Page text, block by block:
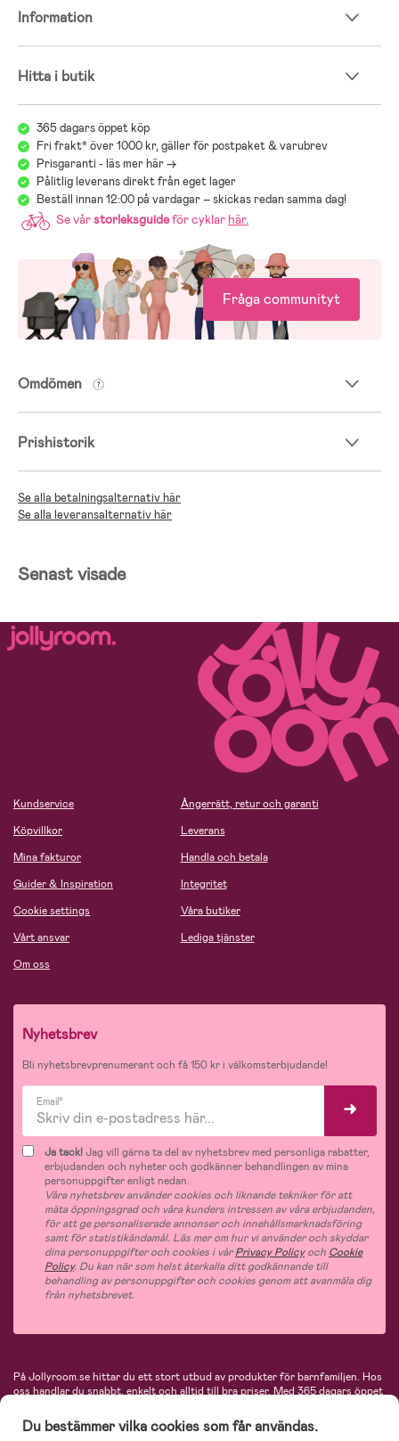
Information
Hitta i butik
365 dagars öppet köp
Fri frakt* över 1000 kr, gäller för postpaket & varubrev
Prisgaranti - läs mer här ->
Pålitlig leverans direkt från eget lager
Beställ innan 12:00 på vardagar – skickas redan samma dag!
Se vårstorleksguideför cyklar här.
Fråga communityt
Omdömen
Prishistorik
Se alla betalningsalternativ här
Se alla leveransalternativ här
Senast visade
Kundservice
Köpvillkor
Mina fakturor
Guider & Inspiration
Cookie settings
Vårt ansvar
Om oss
Ångerrätt, retur och garanti
Leverans
Handla och betala
Integritet
Våra butiker
Lediga tjänster
Nyhetsbrev
Bli nyhetsbrevprenumerant och få 150 kr i välkomsterbjudande!
Email*
Ja tack!Jag vill gärna ta del av nyhetsbrev med personliga rabatter,
erbjudanden och nyheter och godkänner behandlingen av mina
personuppgifter enligt nedan.
Våra nyhetsbrev använder cookies och liknande tekniker för att
mäta öppningsgrad och våra kunders intressen av våra erbjudanden,
för att ge personaliserade annonser och innehållsmarknadsföring
samt för statistikändamål. Läs mer om hur vi använder och skyddar
dina personuppgifter och cookies i vårPrivacy Policyoch Cookie
Policy. Du kan när som helst återkalla ditt godkännande till
behandling av personuppgifter och cookies genom att avanmäla dig
från nyhetsbrevet.
På Jollyroom.se hittar du ett stort utbud av produkter för barnfamiljen. Hos
oss handlar du snabbt, enkelt och alltid till bra priser. Med 365 dagars öppet
hos oss. I vårt sortiment hittar du barnvagnar, bilstolar, kläder för barn och
baby, produkter för mamman, massor av inspirerande inredning, leksaker,
Du bestämmer vilka cookies som får användas.